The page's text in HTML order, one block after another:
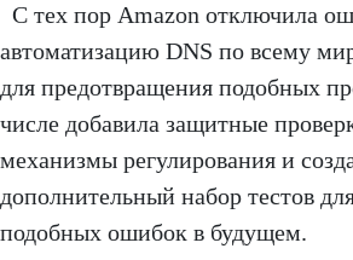
С тех пор Amazon отключила
автоматизацию DNS по всему
для предотвращения подобных
числе добавила защитные
механизмы регулирования и
дополнительный набор тестов
подобных ошибок в будущем.